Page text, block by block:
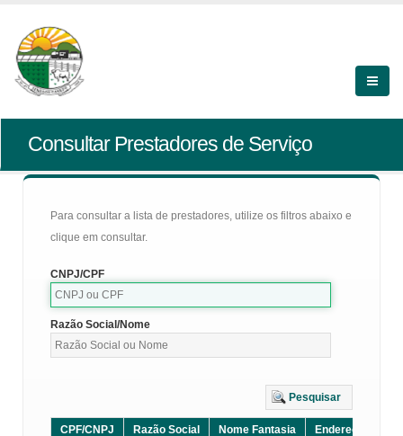
Consultar Prestadores de Serviço
Para consultar a lista de prestadores, utilize os filtros abaixo e
clique em consultar.
CNPJ/CPF
Razão Social/Nome
Pesquisar
CPF/CNPJ Razão Social Nome Fantasia Endereço